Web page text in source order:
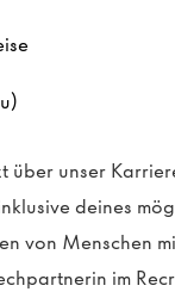
über unser
deines
von Menschen
im